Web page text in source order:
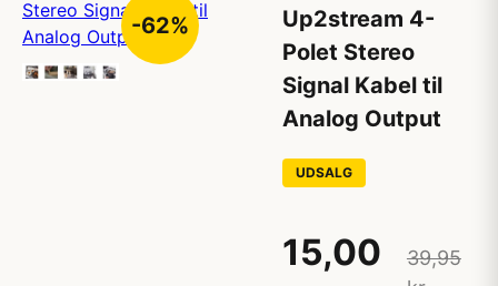
-62%
Up2stream 4-
Polet Stereo
Signal Kabel til
Analog Output
UDSALG
15,00
39,95